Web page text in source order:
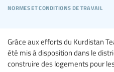
normes et conditions de travail
Grâce aux efforts du Kurdistan
été mis à disposition dans le
construire des logements pour